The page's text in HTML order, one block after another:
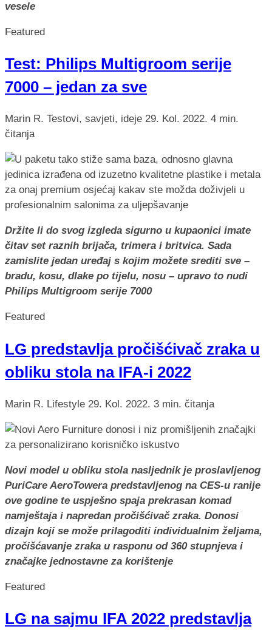
vesele
Featured
Test: Philips Multigroom serije
7000 – jedan za sve
Marin R. Testovi, savjeti, ideje 29. Kol. 2022. 4 min.
čitanja
Držite li do svog izgleda sigurno u kupaonici imate
čitav set raznih brijača, trimera i britvica. Sada
zamislite jedan uređaj s kojim možete srediti sve –
bradu, kosu, dlake po tijelu, nosu – upravo to nudi
Philips Multigroom serije 7000
Featured
LG predstavlja pročišćivač zraka u
obliku stola na IFA-i 2022
Marin R. Lifestyle 29. Kol. 2022. 3 min. čitanja
Novi model u obliku stola nasljednik je proslavljenog
PuriCare AeroTowera predstavljenog na CES-u ranije
ove godine te uspješno spaja prekrasan komad
namještaja i napredan pročišćivač zraka. Donosi
dizajn koji se može prilagoditi individualnim željama,
pročišćavanje zraka u rasponu od 360 stupnjeva i
značajke jednostavne za korištenje
Featured
LG na sajmu IFA 2022 predstavlja